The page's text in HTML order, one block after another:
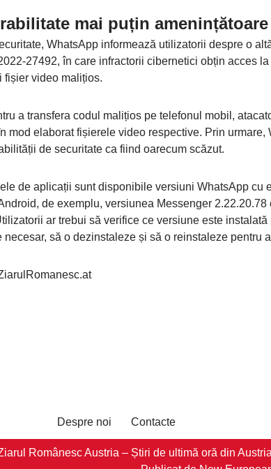
mai puțin amenințătoare
WhatsApp informează utilizatorii despre o
27492, în care infractorii cibernetici obțin acces
fișier video malițios.
a transfera codul malițios pe telefonul mobil,
mod elaborat fișierele video respective. Prin urmare,
de securitate ca fiind oarecum scăzut.
de aplicații sunt disponibile versiuni WhatsApp cu
de exemplu, versiunea Messenger 2.22.20.78
ar trebui să verifice ce versiune este instalată
necesar, să o dezinstaleze și să o reinstaleze pentru
Despre noi Contacte
Românesc Austria – Știri de ultimă oră din